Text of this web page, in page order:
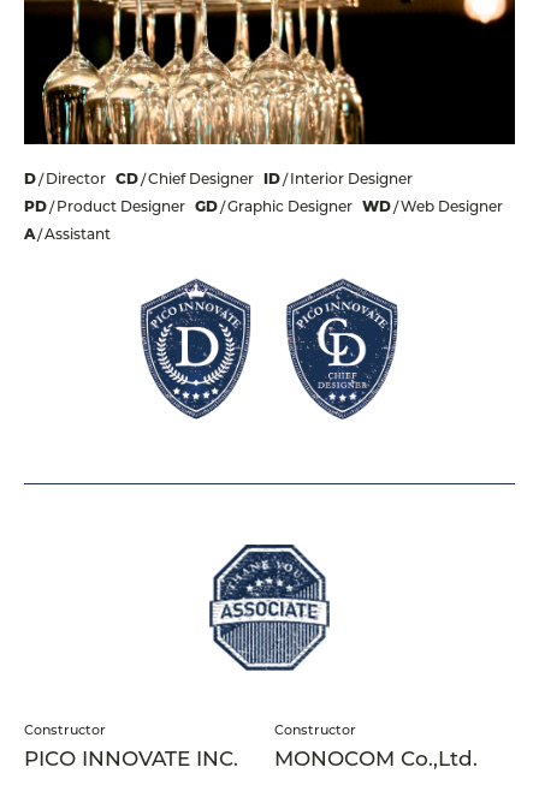
D Director CD Chief Designer ID Interior Designer
PD Product Designer GD Graphic Designer WD Web Designer
A Assistant
Constructor
PICO INNOVATE INC.
Constructor
MONOCOM Co.,Ltd.